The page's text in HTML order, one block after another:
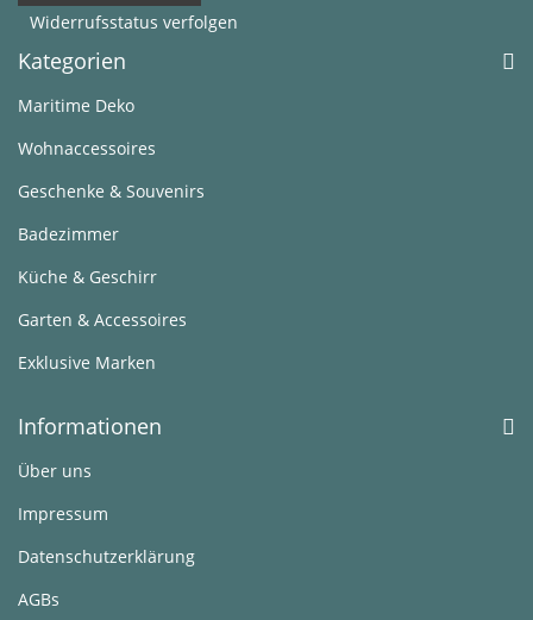
Widerrufsstatus verfolgen
Kategorien
Maritime Deko
Wohnaccessoires
Geschenke & Souvenirs
Badezimmer
Küche & Geschirr
Garten & Accessoires
Exklusive Marken
Informationen
Über uns
Impressum
Datenschutzerklärung
AGBs